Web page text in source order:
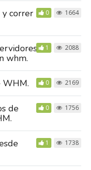
correr
0 1664
whm.
1 2088
WHM. 0 2169
de
0 1756
1 1738